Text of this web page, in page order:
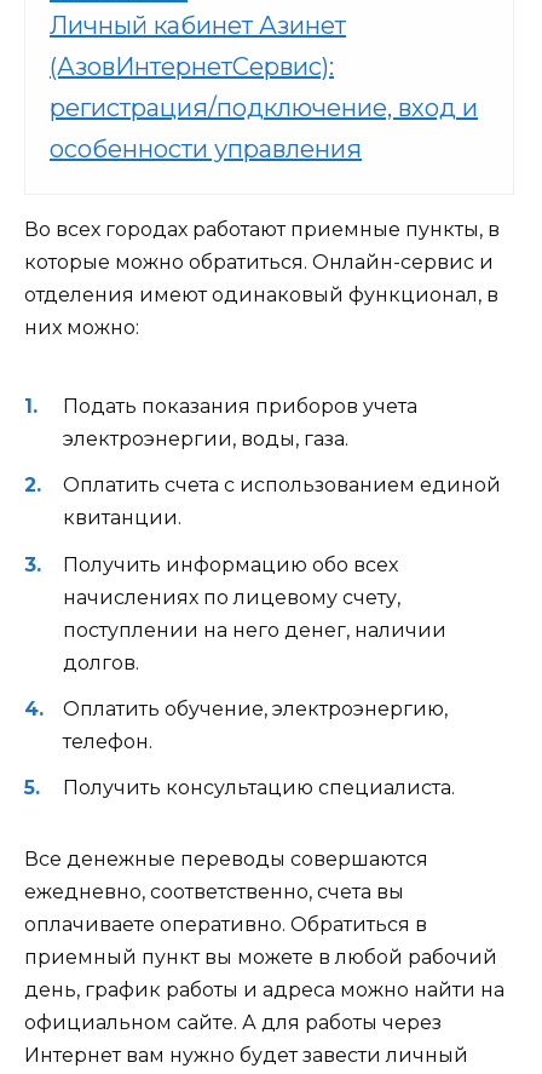
Личный кабинет Азинет
(АзовИнтернетСервис):
регистрация/подключение, вход и
особенности управления
Во всех городах работают приемные пункты, в
которые можно обратиться. Онлайн-сервис и
отделения имеют одинаковый функционал, в
них можно:
Подать показания приборов учета
электроэнергии, воды, газа.
Оплатить счета с использованием единой
квитанции.
Получить информацию обо всех
начислениях по лицевому счету,
поступлении на него денег, наличии
долгов.
Оплатить обучение, электроэнергию,
телефон.
Получить консультацию специалиста.
Все денежные переводы совершаются
ежедневно, соответственно, счета вы
оплачиваете оперативно. Обратиться в
приемный пункт вы можете в любой рабочий
день, график работы и адреса можно найти на
официальном сайте. А для работы через
Интернет вам нужно будет завести личный